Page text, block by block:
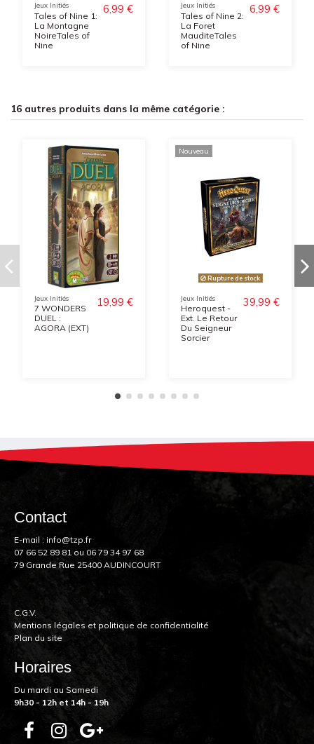
Jeux Initiés
Tales of Nine 1:
La Montagne
NoireTales of
Nine
6,99 € Jeux Initiés
Tales of Nine 2:
La Foret
MauditeTales
of Nine
6,99 €
16 autres produits dans la même catégorie :
Jeux Initiés
7 WONDERS
DUEL :
AGORA (EXT)
19,99 €
Nouveau
Rupture de stock
Jeux Initiés
Heroquest -
Ext. Le Retour
Du Seigneur
Sorcier
39,99 €
Contact
E-mail : info@tzp.fr
07 66 52 89 81 ou 06 79 34 97 68
79 Grande Rue 25400 AUDINCOURT
C.G.V.
Mentions légales et politique de confidentialité
Plan du site
Horaires
Du mardi au Samedi
9h30 - 12h et 14h - 19h